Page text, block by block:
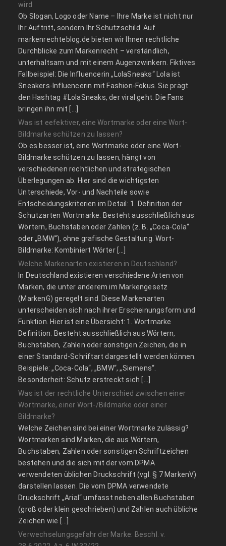
wird
Ob Slogan, Logo oder Name – Ihre Marke ist nicht nur
Ihr Auftritt, sondern Ihr Schutzschild. Auf
markenrechteblog.de bieten wir Ihnen rechtliche
Durchblicke zum Markenrecht – verständlich,
unterhaltsam und mit einem Augenzwinkern. Fiktives
Fallbeispiel: Die Influencerin „LolaSneaks“ Lola ist
Sneakers-Influencerin mit Fashion-Fokus. Sie prägt
den Hashtag #LolaSneaks, der viral geht. Die Fans
bringen ihn mit […]
Was ist eefektiver, eine Wortmarke oder eine Wort-
Bildmarke schützen zu lassen?
Ob es besser ist, eine Wortmarke oder eine Wort-
Bildmarke schützen zu lassen, hängt von
verschiedenen rechtlichen und strategischen
Überlegungen ab. Hier sind die wichtigsten
Unterschiede, Vor- und Nachteile sowie
Entscheidungskriterien im Detail: 1. Definition der
Schutzarten Wortmarke: Besteht ausschließlich aus
Wörtern, Buchstaben oder Zahlen (z. B. „Coca-Cola“
oder „BMW“), ohne grafische Gestaltung. Wort-
Bildmarke: Kombiniert Wörter […]
Welche Markenarten existieren in Deutschland?
In Deutschland existieren verschiedene Arten von
Marken, die unter anderem im Markengesetz
(MarkenG) geregelt sind. Diese Markenarten
unterscheiden sich nach ihrer Erscheinungsform und
Funktion. Hier ist eine Übersicht: 1. Wortmarke
Definition: Besteht ausschließlich aus Wörtern,
Buchstaben, Zahlen oder sonstigen Zeichen, die in
einer Standard-Schriftart dargestellt werden können.
Beispiele: „Coca-Cola“, „BMW“, „Siemens“.
Besonderheit: Schutz erstreckt sich […]
Was ist der rechtliche Unterschied zwischen einer
Wortmarke, einer Wort-/Bildmarke oder einer
Bildmarke?
Welche Zeichen sind bei einer Wortmarke zulässig?
Wortmarken sind Marken, die aus Wörtern,
Buchstaben, Zahlen oder sonstigen Schriftzeichen
bestehen und die sich mit der vom DPMA
verwendeten üblichen Druckschrift (vgl. § 7 MarkenV)
darstellen lassen. Die vom DPMA verwendete
Druckschrift „Arial“ umfasst neben allen Buchstaben
(groß oder klein geschrieben) und Zahlen auch übliche
Zeichen wie […]
Verwechselungsgefahr der Marke: Beschl. v.